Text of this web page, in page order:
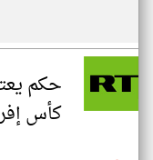
حكم
كأس